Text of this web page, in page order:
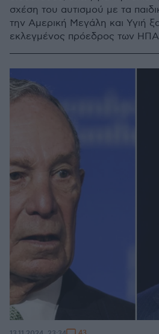
σχέση του αυτισμού με τα
την Αμερική Μεγάλη και Υγιή
εκλεγμένος πρόεδρος των ΗΠΑ